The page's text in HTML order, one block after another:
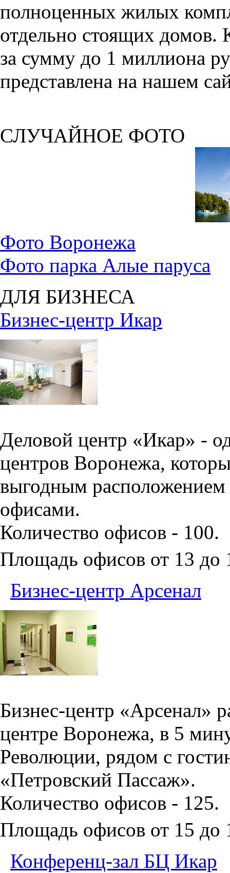
полноценных жилых
отдельно стоящих домов.
за сумму до 1 миллиона
представлена на нашем
СЛУЧАЙНОЕ ФОТО
Фото Воронежа
Фото парка Алые паруса
ДЛЯ БИЗНЕСА
Бизнес-центр Икар
Деловой центр «Икар» -
центров Воронежа,
выгодным
офисами.
Количество офисов - 100.
Площадь офисов от 13 до
Бизнес-центр Арсенал
Бизнес-центр «Арсенал»
центре Воронежа, в 5
Революции, рядом с
«Петровский Пассаж».
Количество офисов - 125.
Площадь офисов от 15 до
Конференц-зал БЦ Икар